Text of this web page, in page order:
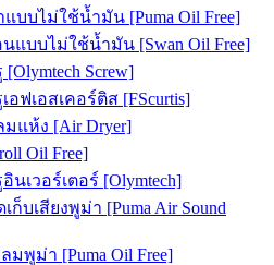
บบไม่ใช้น้ำมัน [Puma Oil Free]
แบบไม่ใช้น้ำมัน [Swan Oil Free]
Screw]
ฟเอสเคอร์ติส [FScurtis]
มแห้ง [Air Dryer]
Oil Free]
เวอร์เตอร์ [Olymtech]
บเสียงพูม่า [Puma Air Sound
มพูม่า [Puma Oil Free]